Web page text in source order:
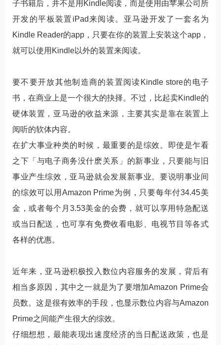
子书籍后，并不是用Kindle阅读，而是使用由苹果公司所
开发的平板装置iPad来阅读。亚马逊开发了一套名为
Kindle Reader的app，只要在你的装置上安装这个app，
就可以使用Kindle以外的装置来阅读。
要不要开放其他制造商的装置阅读Kindle store的电子
书，在商业上是一个很大的抉择。不过，比起卖Kindle的
硬体装置，亚马逊的收益来源，主要其实是靠在装置上
阅听的软体内容。
在扩大事业种类的时候，最重要的是综效。即使是乍看
之下「与电子商务没什麽关系」的新事业，只要能与旧
事业产生综效，亚马逊就会发展新事业。要说明事业间
的综效可以用Amazon Prime为例，只要每年付34.45美
金，或者每个月3.53美金的会费，就可以享用特急配送
或当日配送，也可享有免费收看电影、电视节目等各式
各样的优惠。
近年来，亚马逊积极投入数位内容服务的发展，背后有
相当多原因，其中之一就是为了要增加Amazon Prime会
员数。这是很有效率的手段，也显示数位内容与Amazon
Prime之间能产生很大的综效。
仔细想想，最能表现出速度经济的当日配送政策，也是